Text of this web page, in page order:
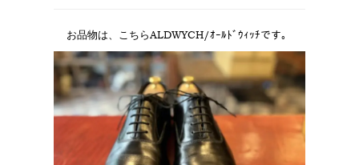
お品物は、こちらALDWYCH/ｵｰﾙﾄﾞｳｨｯﾁです。